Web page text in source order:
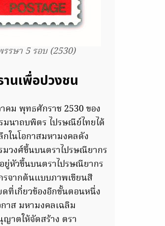
รษา 5 รอบ (2530)
นเพื่อปวงชน
คม พุทธศักราช 2530 ของ
นาถบพิตร ไปรษณีย์ไทยได้
ในโอกาสมหามงคลดัง
วงศ์ขึ้นบนตราไปรษณียากร
ยู่หัวขึ้นบนตราไปรษณียากร
รจากต้นแบบภาพเขียนสี
ที่เกี่ยวข้องอีกขั้นตอนหนึ่ง
าส มหามงคลเฉลิม
าตให้จัดสร้าง ตรา